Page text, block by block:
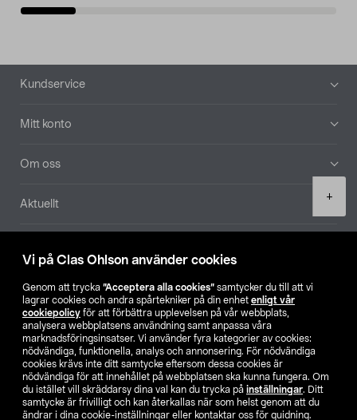
Vi på Clas Ohlson använder cookies
Genom att trycka ”Acceptera alla cookies” samtycker du till att vi
lagrar cookies och andra spårtekniker på din enhet enligt vår
cookiepolicy för att förbättra upplevelsen på vår webbplats,
analysera webbplatsens användning samt anpassa våra
marknadsföringsinsatser. Vi använder fyra kategorier av cookies:
nödvändiga, funktionella, analys och annonsering. För nödvändiga
cookies krävs inte ditt samtycke eftersom dessa cookies är
nödvändiga för att innehållet på webbplatsen ska kunna fungera. Om
du istället vill skräddarsy dina val kan du trycka på inställningar. Ditt
samtycke är frivilligt och kan återkallas när som helst genom att du
ändrar i dina cookie-inställningar eller kontaktar oss för guidning.
+
Sidfot
Kundservice
Mitt konto
Om oss
Aktuellt
Hitta butik
SE NO FI